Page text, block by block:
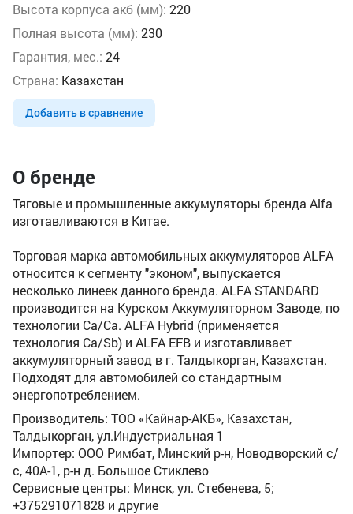
Высота корпуса акб (мм): 220
Полная высота (мм): 230
Гарантия, мес.: 24
Страна: Казахстан
Добавить в сравнение
О бренде
Тяговые и промышленные аккумуляторы бренда Alfa
изготавливаются в Китае.
Торговая марка автомобильных аккумуляторов ALFA
относится к сегменту "эконом", выпускается
несколько линеек данного бренда. ALFA STANDARD
производится на Курском Аккумуляторном Заводе, по
технологии Ca/Ca. ALFA Hybrid (применяется
технология Ca/Sb) и ALFA EFB и изготавливает
аккумуляторный завод в г. Талдыкорган, Казахстан.
Подходят для автомобилей со стандартным
энергопотреблением.
Производитель: ТОО «Кайнар-АКБ», Казахстан,
Талдыкорган, ул.Индустриальная 1
Импортер: ООО Римбат, Минский р-н, Новодворский с/
с, 40А-1, р-н д. Большое Стиклево
Сервисные центры: Минск, ул. Стебенева, 5;
+375291071828 и другие